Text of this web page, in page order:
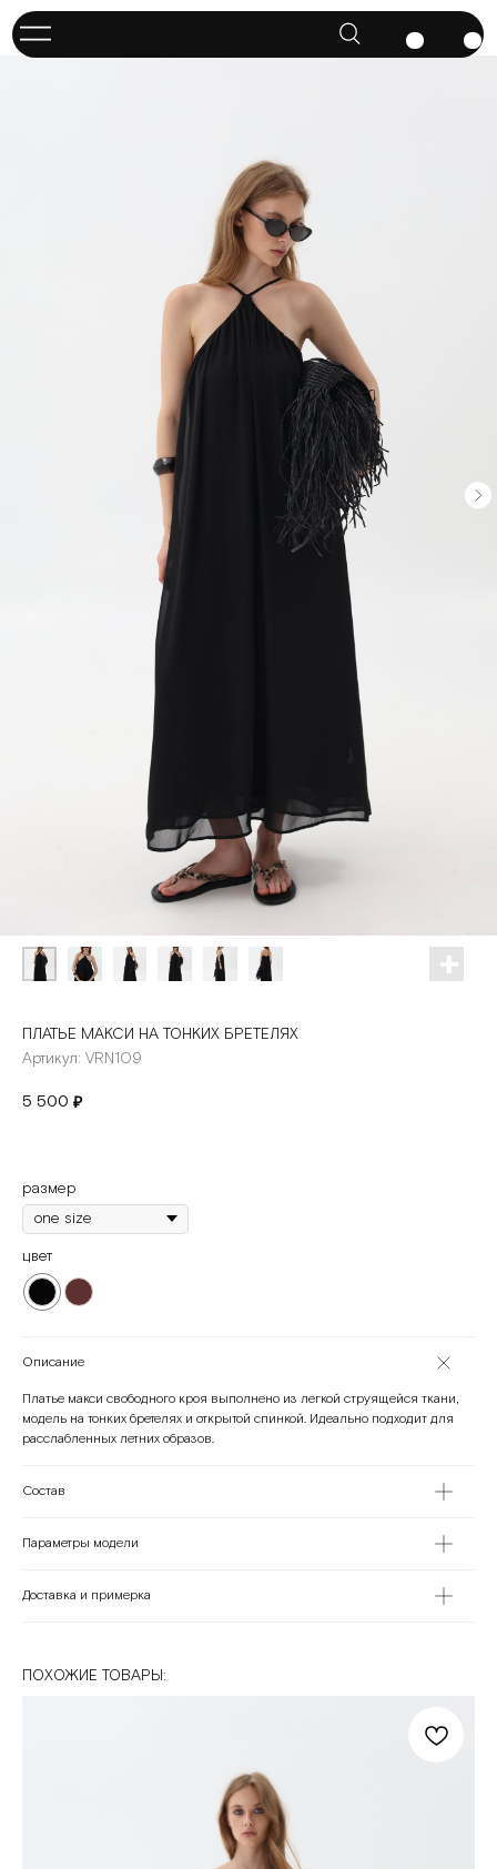
ПЛАТЬЕ МАКСИ НА ТОНКИХ БРЕТЕЛЯХ
Артикул: VRN109
5 500 ₽
размер
цвет
Описание
Платье макси свободного кроя выполнено из легкой струящейся ткани,
модель на тонких бретелях и открытой спинкой. Идеально подходит для
расслабленных летних образов.
Состав
Параметры модели
Доставка и примерка
ПОХОЖИЕ ТОВАРЫ: